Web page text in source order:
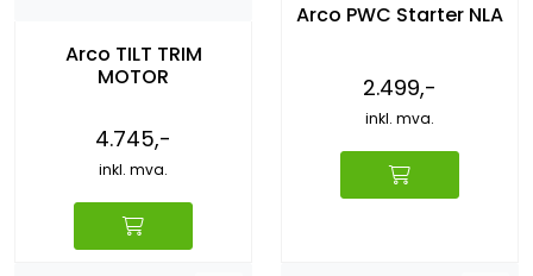
Arco TILT TRIM
MOTOR
4.745,-
inkl. mva.
Arco PWC Starter NLA
2.499,-
inkl. mva.